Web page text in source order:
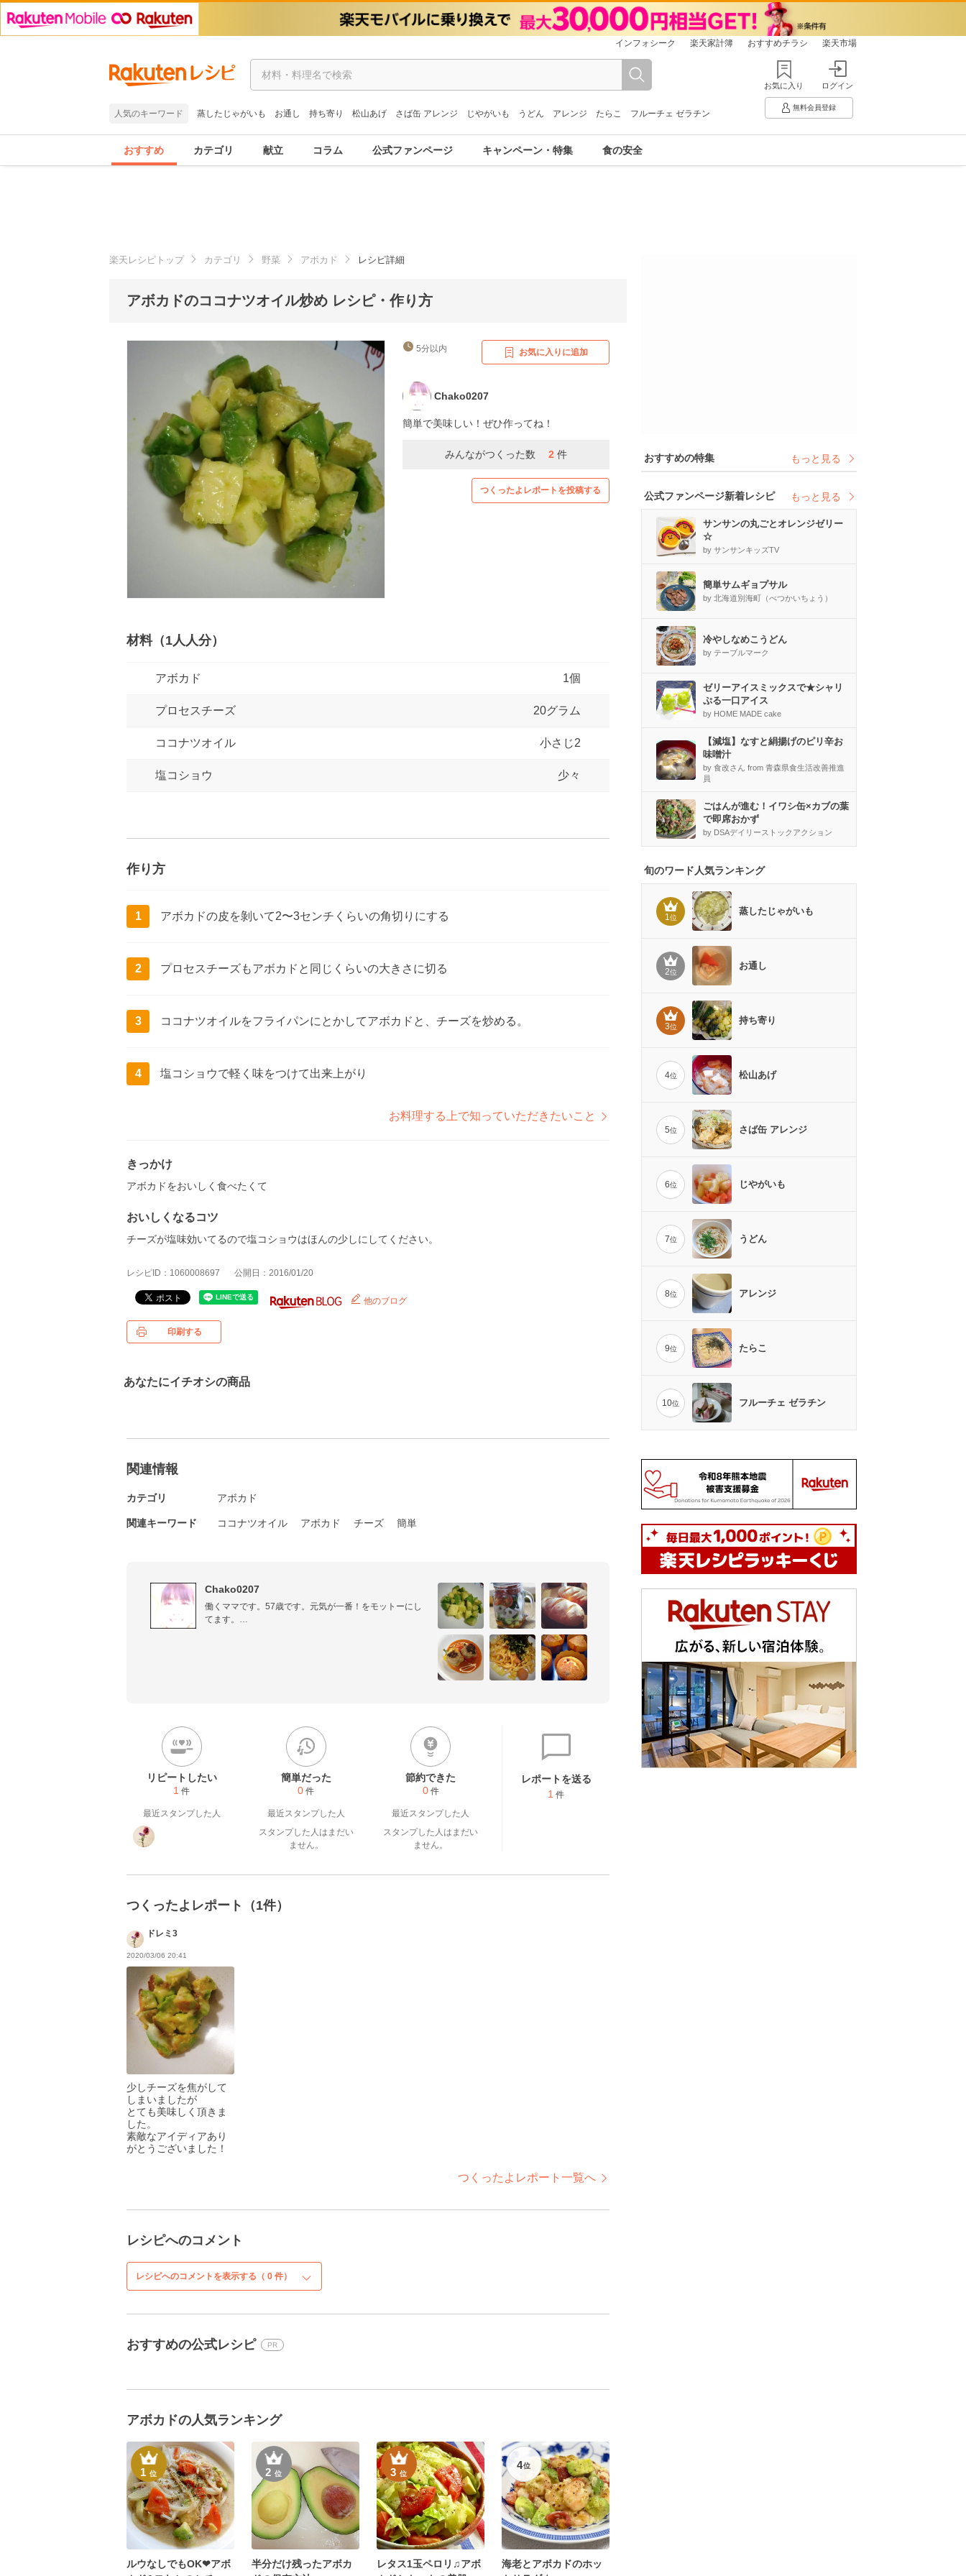
インフォシーク 楽天家計簿 おすすめチラシ 楽天市場
人気のキーワード 蒸したじゃがいも お通し 持ち寄り 松山あげ さば缶 アレンジ じやがいも うどん アレンジ たらこ フルーチェ ゼラチン
お気に入り ログイン
無料会員登録
おすすめ カテゴリ 献立 コラム 公式ファンページ キャンペーン・特集 食の安全
楽天レシピトップ カテゴリ 野菜 アボカド レシピ詳細
アボカドのココナツオイル炒め レシピ・作り方
5分以内 お気に入りに追加
Chako0207
簡単で美味しい！ぜひ作ってね！
みんながつくった数 2 件
つくったよレポートを投稿する
材料（1人人分）
アボカド 1個
プロセスチーズ 20グラム
ココナツオイル 小さじ2
塩コショウ 少々
作り方
1 アボカドの皮を剝いて2〜3センチくらいの角切りにする
2 プロセスチーズもアボカドと同じくらいの大きさに切る
3 ココナツオイルをフライパンにとかしてアボカドと、チーズを炒める。
4 塩コショウで軽く味をつけて出来上がり
お料理する上で知っていただきたいこと
きっかけ
アボカドをおいしく食べたくて
おいしくなるコツ
チーズが塩味効いてるので塩コショウはほんの少しにしてください。
レシピID：1060008697 公開日：2016/01/20
他のブログ
印刷する
あなたにイチオシの商品
関連情報
カテゴリ アボカド
関連キーワード ココナツオイル アボカド チーズ 簡単
Chako0207
働くママです。57歳です。元気が一番！をモットーにし
てます。
リピートしたい
1 件
最近スタンプした人
簡単だった
0 件
最近スタンプした人
スタンプした人はまだい
ません。
節約できた
0 件
最近スタンプした人
スタンプした人はまだい
ません。
レポートを送る
1 件
つくったよレポート（1件）
ドレミ3
2020/03/06 20:41
少しチーズを焦がして
しまいましたが
とても美味しく頂きま
した。
素敵なアイディアあり
がとうございました！
つくったよレポート一覧へ
レシピへのコメント
レシピへのコメントを表示する（ 0 件）
おすすめの公式レシピ PR
アボカドの人気ランキング
1位
ルウなしでもOK❤アボ
2位
半分だけ残ったアボカ
3位
レタス1玉ペロリ♫アボ
4位
海老とアボカドのホッ
おすすめの特集 もっと見る
公式ファンページ新着レシピ もっと見る
サンサンの丸ごとオレンジゼリー
☆
by サンサンキッズTV
簡単サムギョプサル
by 北海道別海町（べつかいちょう）
冷やしなめこうどん
by テーブルマーク
ゼリーアイスミックスで★シャリ
ぷる一口アイス
by HOME MADE cake
【減塩】なすと絹揚げのピリ辛お
味噌汁
by 食改さん from 青森県食生活改善推進
員
ごはんが進む！イワシ缶×カブの葉
で即席おかず
by DSAデイリーストックアクション
旬のワード人気ランキング
1位
蒸したじゃがいも
2位
お通し
3位
持ち寄り
4位 松山あげ
5位 さば缶 アレンジ
6位 じやがいも
7位 うどん
8位 アレンジ
9位 たらこ
10位 フルーチェ ゼラチン